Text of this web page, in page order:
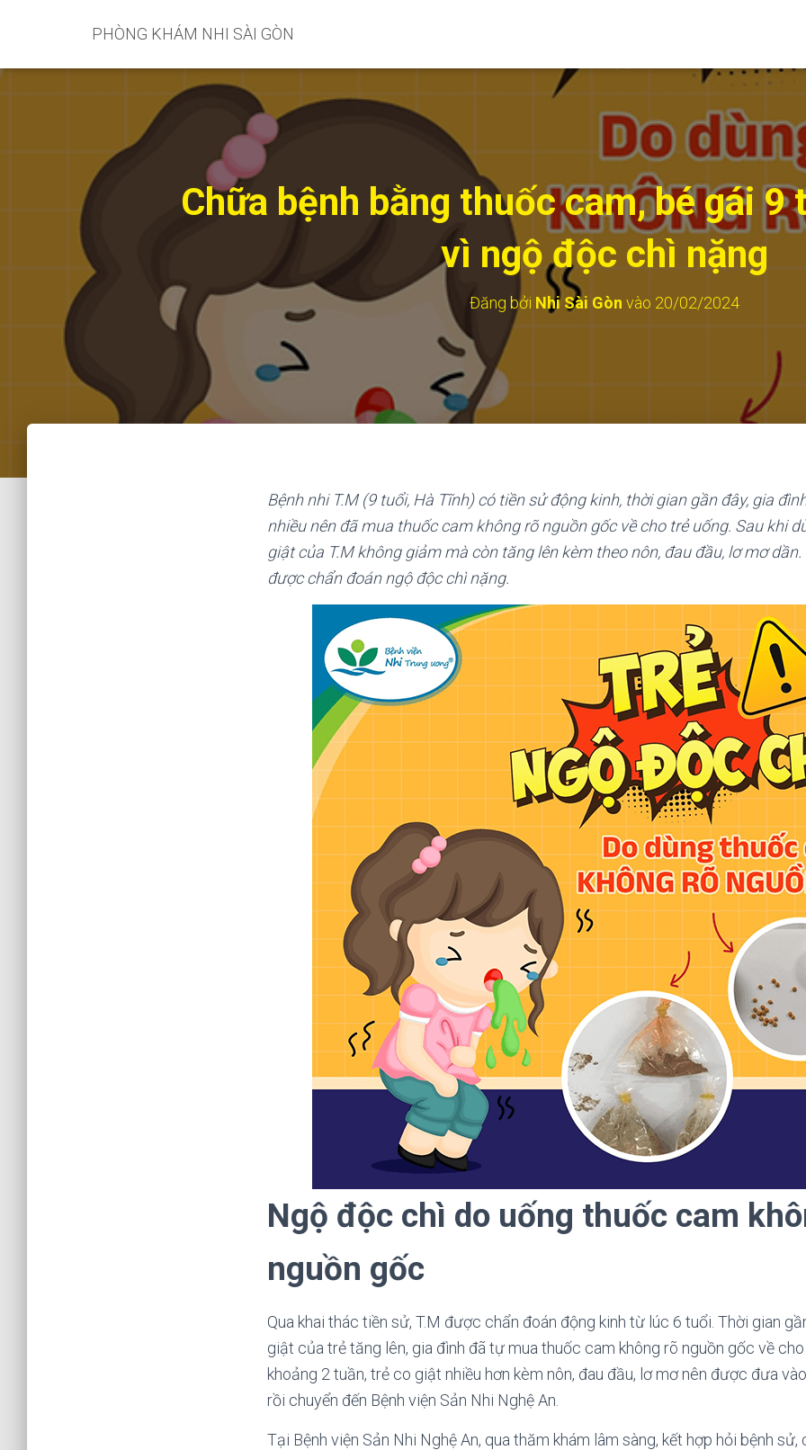
PHÒNG KHÁM NHI SÀI GÒN
Chữa bệnh bằng thuốc cam, bé gái 9
vì ngộ độc chì nặng
Đăng bởi Nhi Sài Gòn vào 20/02/2024
Bệnh nhi T.M (9 tuổi, Hà Tĩnh) có tiền sử động kinh, thời gian gần đây, gia
nhiều nên đã mua thuốc cam không rõ nguồn gốc về cho trẻ uống. Sau khi
giật của T.M không giảm mà còn tăng lên kèm theo nôn, đau đầu, lơ mơ dần.
được chẩn đoán ngộ độc chì nặng.
Ngộ độc chì do uống thuốc cam
nguồn gốc
Qua khai thác tiền sử, T.M được chẩn đoán động kinh từ lúc 6 tuổi. Thời gian
giật của trẻ tăng lên, gia đình đã tự mua thuốc cam không rõ nguồn gốc về cho
khoảng 2 tuần, trẻ co giật nhiều hơn kèm nôn, đau đầu, lơ mơ nên được đưa
rồi chuyển đến Bệnh viện Sản Nhi Nghệ An.
Tại Bệnh viện Sản Nhi Nghệ An, qua thăm khám lâm sàng, kết hợp hỏi bệnh